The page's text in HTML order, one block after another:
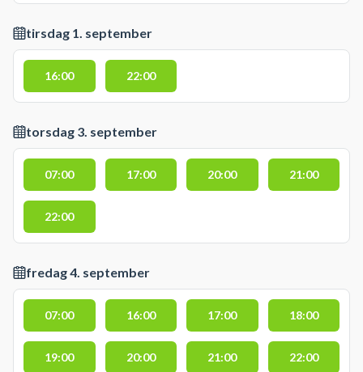
tirsdag 1. september
16:00 22:00
torsdag 3. september
07:00 17:00 20:00 21:00
22:00
fredag 4. september
07:00 16:00 17:00 18:00
19:00 20:00 21:00 22:00